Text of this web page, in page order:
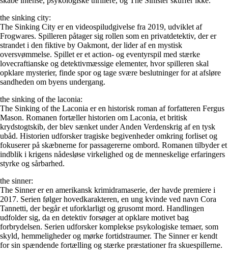
the sinking city:
The Sinking City er en videospiludgivelse fra 2019, udviklet af
Frogwares. Spilleren påtager sig rollen som en privatdetektiv, der er
strandet i den fiktive by Oakmont, der lider af en mystisk
oversvømmelse. Spillet er et action- og eventyrspil med stærke
lovecraftianske og detektivmæssige elementer, hvor spilleren skal
opklare mysterier, finde spor og tage svære beslutninger for at afsløre
sandheden om byens undergang.
the sinking of the laconia:
The Sinking of the Laconia er en historisk roman af forfatteren Fergus
Mason. Romanen fortæller historien om Laconia, et britisk
krydstogtskib, der blev sænket under Anden Verdenskrig af en tysk
ubåd. Historien udforsker tragiske begivenheder omkring forliset og
fokuserer på skæbnerne for passagererne ombord. Romanen tilbyder et
indblik i krigens nådesløse virkelighed og de menneskelige erfaringers
styrke og sårbarhed.
the sinner:
The Sinner er en amerikansk krimidramaserie, der havde premiere i
2017. Serien følger hovedkarakteren, en ung kvinde ved navn Cora
Tannetti, der begår et uforklarligt og grusomt mord. Handlingen
udfolder sig, da en detektiv forsøger at opklare motivet bag
forbrydelsen. Serien udforsker komplekse psykologiske temaer, som
skyld, hemmeligheder og mørke fortidstraumer. The Sinner er kendt
for sin spændende fortælling og stærke præstationer fra skuespillerne.